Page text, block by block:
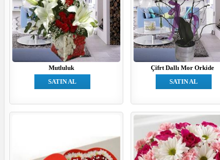
Mutluluk
SATIN AL
Çifrt Dallı Mor Orkide
SATIN AL